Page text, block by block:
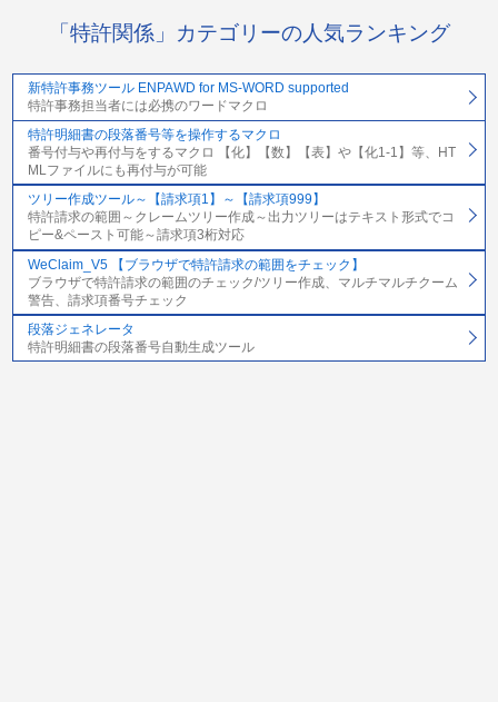
「特許関係」カテゴリーの人気ランキング
新特許事務ツール ENPAWD for MS-WORD supported
特許事務担当者には必携のワードマクロ
特許明細書の段落番号等を操作するマクロ
番号付与や再付与をするマクロ 【化】【数】【表】や【化1-1】等、HT
MLファイルにも再付与が可能
ツリー作成ツール～【請求項1】～【請求項999】
特許請求の範囲～クレームツリー作成～出力ツリーはテキスト形式でコ
ピー&ペースト可能～請求項3桁対応
WeClaim_V5 【ブラウザで特許請求の範囲をチェック】
ブラウザで特許請求の範囲のチェック/ツリー作成、マルチマルチクーム
警告、請求項番号チェック
段落ジェネレータ
特許明細書の段落番号自動生成ツール